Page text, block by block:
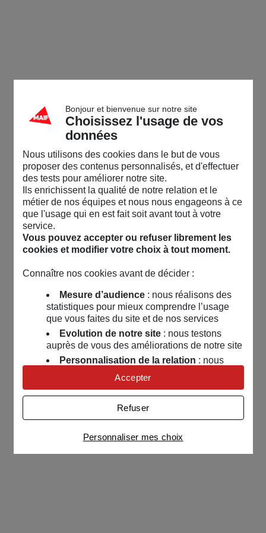
Bonjour et bienvenue sur notre site
Choisissez l'usage de vos
données
Nous utilisons des cookies dans le but de vous
proposer des contenus personnalisés, et d'effectuer
des tests pour améliorer notre site.
Ils enrichissent la qualité de notre relation et le
métier de nos équipes et nous nous engageons à ce
que l'usage qui en est fait soit avant tout à votre
service.
Vous pouvez accepter ou refuser librement les
cookies et modifier votre choix à tout moment.
Connaître nos cookies avant de décider :
Mesure d’audience: nous réalisons des
statistiques pour mieux comprendre l’usage
que vous faites du site et de nos services
Evolution de notre site: nous testons
auprès de vous des améliorations de notre site
Personnalisation de la relation : nous
nous servons de cookies pour adapter nos
contenus et personnaliser nos offres
Univers publicitaire: nous utilisons avec
nos partenaires des cookies pour afficher des
publicités personnalisées
Connaître notre politique cookies et la liste de nos
partenaires
Personnaliser mes choix
Refuser
Accepter